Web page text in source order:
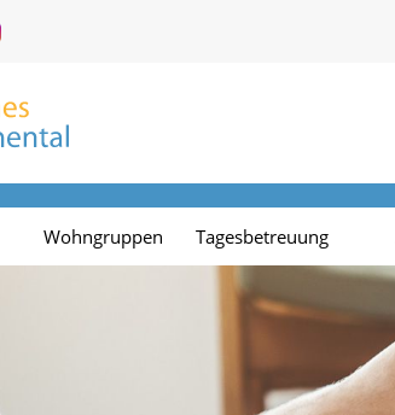
Wohngruppen Tagesbetreuung